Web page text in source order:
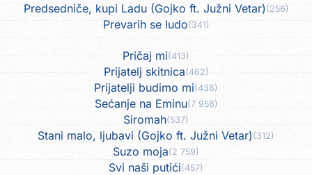
Predsedniče, kupi Ladu (Gojko ft. Južni Vetar)(256)
Prevarih se ludo(341)
Pričaj mi(413)
Prijatelj skitnica(462)
Prijatelji budimo mi(438)
Sećanje na Eminu(7 958)
Siromah(537)
Stani malo, ljubavi (Gojko ft. Južni Vetar)(312)
Suzo moja(2 759)
Svi naši putići(457)